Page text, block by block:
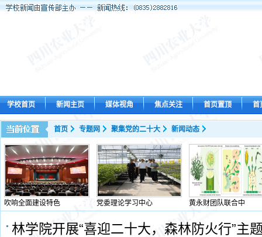
学校首页 新闻主页 媒体视角 焦点关注 首页置顶 首
首页 专题网 聚集党的二十大 新闻动态
吹响全面建设特色 党委理论学习中心 黄永财团队联合中
林学院开展“喜迎二十大，森林防火行”主